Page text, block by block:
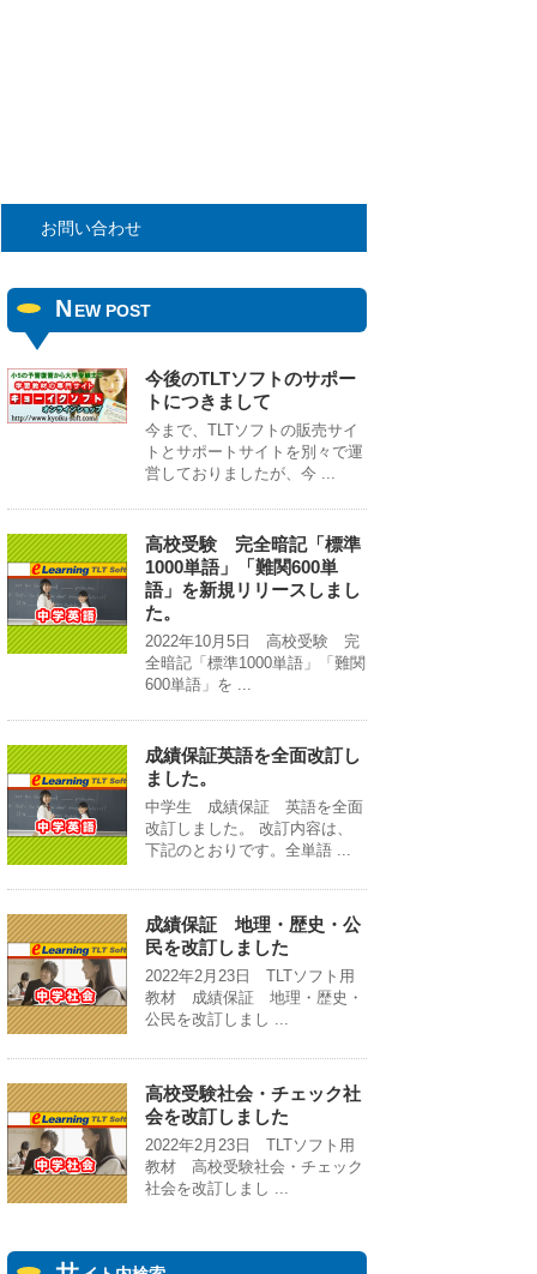
お問い合わせ
N EW POST
今後のTLTソフトのサポー
トにつきまして
今まで、TLTソフトの販売サイ
トとサポートサイトを別々で運
営しておりましたが、今 ...
高校受験 完全暗記「標準
1000単語」「難関600単
語」を新規リリースしまし
た。
2022年10月5日 高校受験 完
全暗記「標準1000単語」「難関
600単語」を ...
成績保証英語を全面改訂し
ました。
中学生 成績保証 英語を全面
改訂しました。 改訂内容は、
下記のとおりです。全単語 ...
成績保証 地理・歴史・公
民を改訂しました
2022年2月23日 TLTソフト用
教材 成績保証 地理・歴史・
公民を改訂しまし ...
高校受験社会・チェック社
会を改訂しました
2022年2月23日 TLTソフト用
教材 高校受験社会・チェック
社会を改訂しまし ...